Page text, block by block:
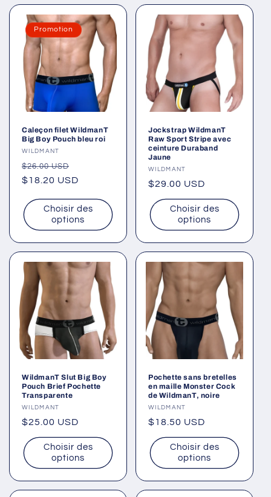
Promotion
Caleçon filet WildmanT
Big Boy Pouch bleu roi
Fournisseur :
WILDMANT
Prix
habituel
$26.00 USD
promotionnel
$18.20 USD
Choisir des
options
Jockstrap WildmanT
Raw Sport Stripe avec
ceinture Duraband
Jaune
Fournisseur :
WILDMANT
Prix
habituel
$29.00 USD
Choisir des
options
WildmanT Slut Big Boy
Pouch Brief Pochette
Transparente
Fournisseur :
WILDMANT
Prix
habituel
$25.00 USD
Choisir des
options
Pochette sans bretelles
en maille Monster Cock
de WildmanT, noire
Fournisseur :
WILDMANT
Prix
habituel
$18.50 USD
Choisir des
options